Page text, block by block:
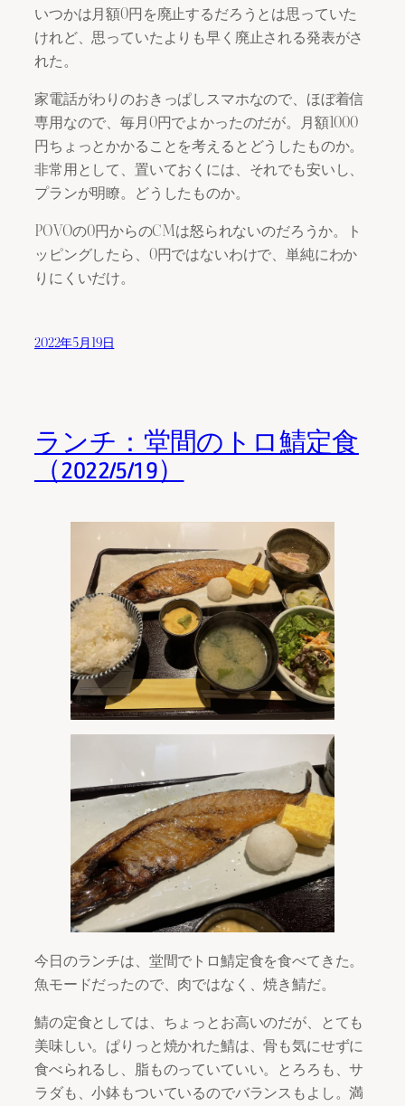
いつかは月額0円を廃止するだろうとは思っていた
けれど、思っていたよりも早く廃止される発表がさ
れた。
家電話がわりのおきっぱしスマホなので、ほぼ着信
専用なので、毎月0円でよかったのだが。月額1000
円ちょっとかかることを考えるとどうしたものか。
非常用として、置いておくには、それでも安いし、
プランが明瞭。どうしたものか。
POVOの0円からのCMは怒られないのだろうか。ト
ッピングしたら、0円ではないわけで、単純にわか
りにくいだけ。
2022年5月19日
ランチ：堂間のトロ鯖定食
（2022/5/19）
今日のランチは、堂間でトロ鯖定食を食べてきた。
魚モードだったので、肉ではなく、焼き鯖だ。
鯖の定食としては、ちょっとお高いのだが、とても
美味しい。ぱりっと焼かれた鯖は、骨も気にせずに
食べられるし、脂ものっていていい。とろろも、サ
ラダも、小鉢もついているのでバランスもよし。満